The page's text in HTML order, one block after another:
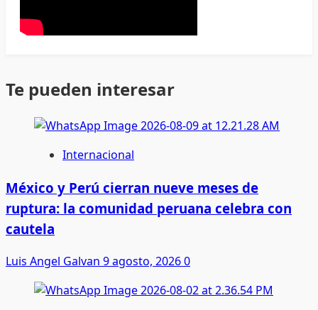
Te pueden interesar
Internacional
México y Perú cierran nueve meses de
ruptura: la comunidad peruana celebra con
cautela
Luis Angel Galvan 9 agosto, 20260